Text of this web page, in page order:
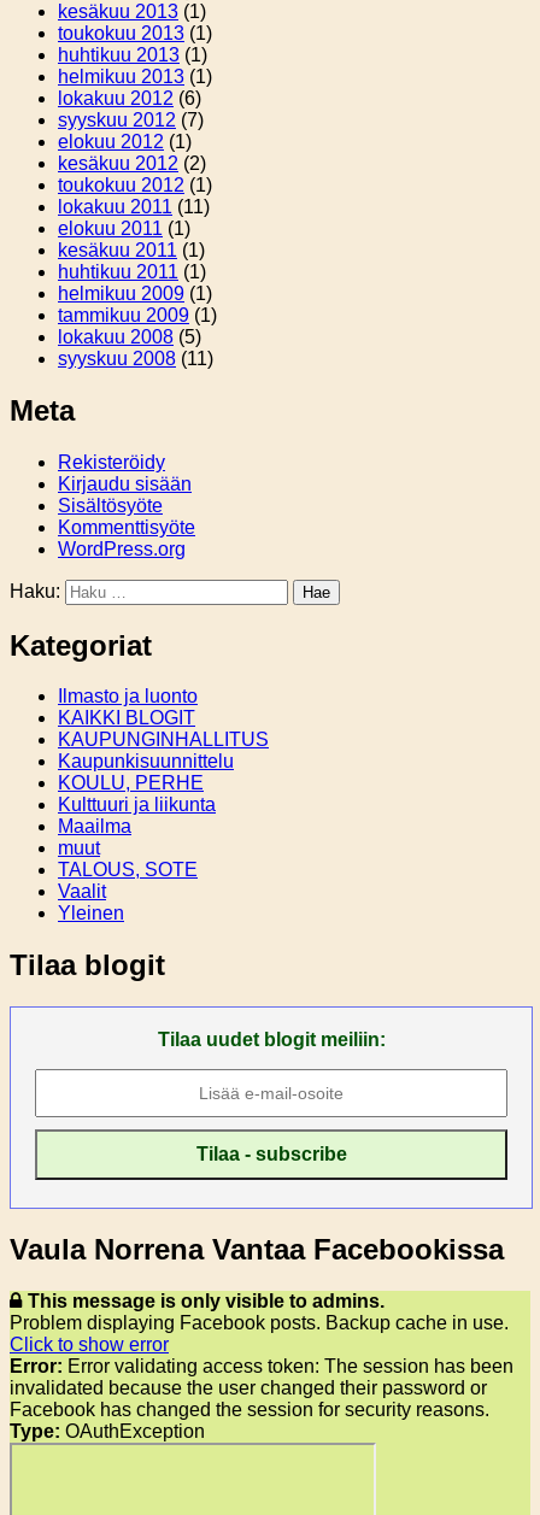
kesäkuu 2013 (1)
toukokuu 2013 (1)
huhtikuu 2013 (1)
helmikuu 2013 (1)
lokakuu 2012 (6)
syyskuu 2012 (7)
elokuu 2012 (1)
kesäkuu 2012 (2)
toukokuu 2012 (1)
lokakuu 2011 (11)
elokuu 2011 (1)
kesäkuu 2011 (1)
huhtikuu 2011 (1)
helmikuu 2009 (1)
tammikuu 2009 (1)
lokakuu 2008 (5)
syyskuu 2008 (11)
Meta
Rekisteröidy
Kirjaudu sisään
Sisältösyöte
Kommenttisyöte
WordPress.org
Haku:
Kategoriat
Ilmasto ja luonto
KAIKKI BLOGIT
KAUPUNGINHALLITUS
Kaupunkisuunnittelu
KOULU, PERHE
Kulttuuri ja liikunta
Maailma
muut
TALOUS, SOTE
Vaalit
Yleinen
Tilaa blogit
Tilaa uudet blogit meiliin:
Vaula Norrena Vantaa Facebookissa
This message is only visible to admins.
Problem displaying Facebook posts. Backup cache in use.
Click to show error
Error: Error validating access token: The session has been
invalidated because the user changed their password or
Facebook has changed the session for security reasons.
Type: OAuthException